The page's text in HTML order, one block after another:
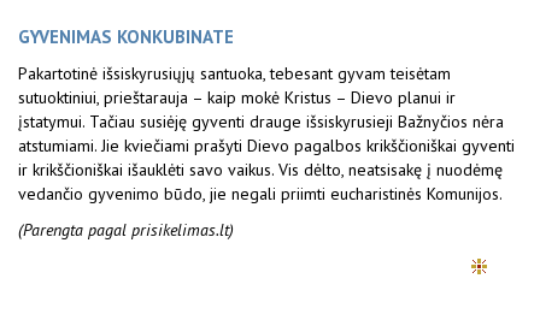
GYVENIMAS KONKUBINATE
Pakartotinė išsiskyrusiųjų santuoka, tebesant gyvam teisėtam
sutuoktiniui, prieštarauja – kaip mokė Kristus – Dievo planui ir
įstatymui. Tačiau susiėję gyventi drauge išsiskyrusieji Bažnyčios nėra
atstumiami. Jie kviečiami prašyti Dievo pagalbos krikščioniškai gyventi
ir krikščioniškai išauklėti savo vaikus. Vis dėlto, neatsisakę į nuodėmę
vedančio gyvenimo būdo, jie negali priimti eucharistinės Komunijos.
(Parengta pagal prisikelimas.lt)